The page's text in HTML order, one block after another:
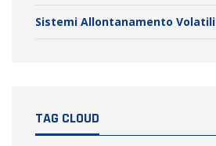
Sistemi Allontanamento Volatili
TAG CLOUD